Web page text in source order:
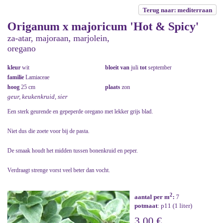
Terug naar: mediterraan
Origanum x majoricum 'Hot & Spicy'
za-atar, majoraan, marjolein,
oregano
kleur wit bloeit van juli tot september
familie Lamiaceae
hoog 25 cm plaats zon
geur, keukenkruid, sier
Een sterk geurende en gepeperde oregano met lekker grijs blad.
Niet dus die zoete voor bij de pasta.
De smaak houdt het midden tussen bonenkruid en peper.
Verdraagt strenge vorst veel beter dan vocht.
aantal per m2: 7
potmaat: p11 (1 liter)